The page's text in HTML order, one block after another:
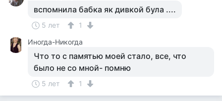
вспомнила бабка як дивкой була ....
5 лет
1
Иногда-Никогда
Что то с памятью моей стало, все, что
было не со мной- помню
5 лет 1